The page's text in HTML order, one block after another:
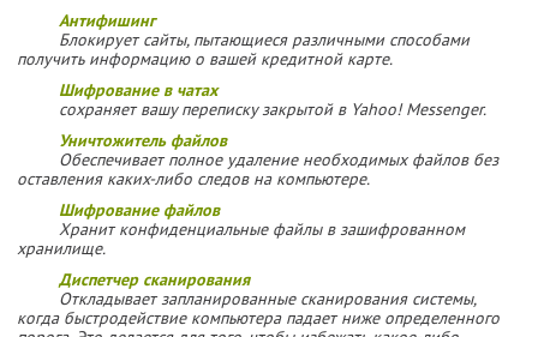
Антифишинг
Блокирует сайты, пытающиеся различными способами
получить информацию о вашей кредитной карте.
Шифрование в чатах
сохраняет вашу переписку закрытой в Yahoo! Messenger.
Уничтожитель файлов
Обеспечивает полное удаление необходимых файлов без
оставления каких-либо следов на компьютере.
Шифрование файлов
Хранит конфиденциальные файлы в зашифрованном
хранилище.
Диспетчер сканирования
Откладывает запланированные сканирования системы,
когда быстродействие компьютера падает ниже определенного